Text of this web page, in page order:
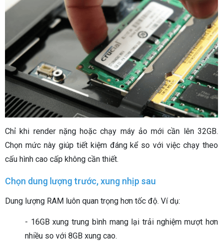
Chỉ khi render nặng hoặc chạy máy ảo mới cần lên 32GB.
Chọn mức này giúp tiết kiệm đáng kể so với việc chạy theo
cấu hình cao cấp không cần thiết.
Chọn dung lượng trước, xung nhịp sau
Dung lượng RAM luôn quan trọng hơn tốc độ. Ví dụ:
- 16GB xung trung bình mang lại trải nghiệm mượt hơn
nhiều so với 8GB xung cao.